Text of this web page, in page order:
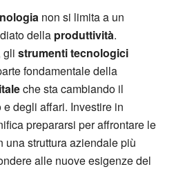
non si limita a un
della produttività.
gli strumenti tecnologici
fondamentale della
che sta cambiando il
degli affari. Investire in
prepararsi per affrontare le
una struttura aziendale più
alle nuove esigenze del